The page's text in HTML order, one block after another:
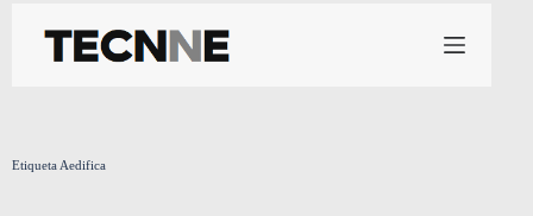
contenido
Etiqueta Aedifica